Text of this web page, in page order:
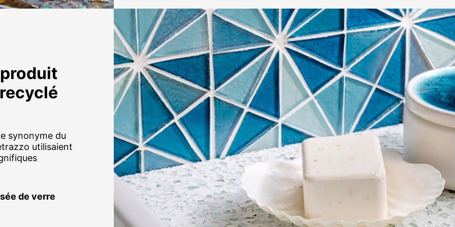
synonyme du
utilisaient
de verre